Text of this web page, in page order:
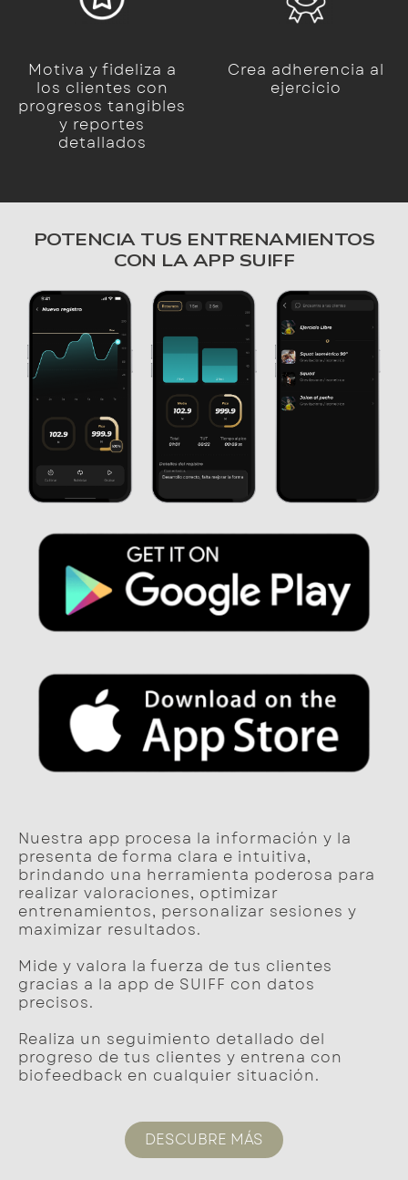
Motiva y fideliza a
los clientes con
progresos tangibles
y reportes
detallados
Crea adherencia al
ejercicio
POTENCIA TUS ENTRENAMIENTOS
CON LA APP SUIFF
Nuestra app procesa la información y la
presenta de forma clara e intuitiva,
brindando una herramienta poderosa para
realizar valoraciones, optimizar
entrenamientos, personalizar sesiones y
maximizar resultados.
Mide y valora la fuerza de tus clientes
gracias a la app de SUIFF con datos
precisos.
Realiza un seguimiento detallado del
progreso de tus clientes y entrena con
biofeedback en cualquier situación.
DESCUBRE MÁS